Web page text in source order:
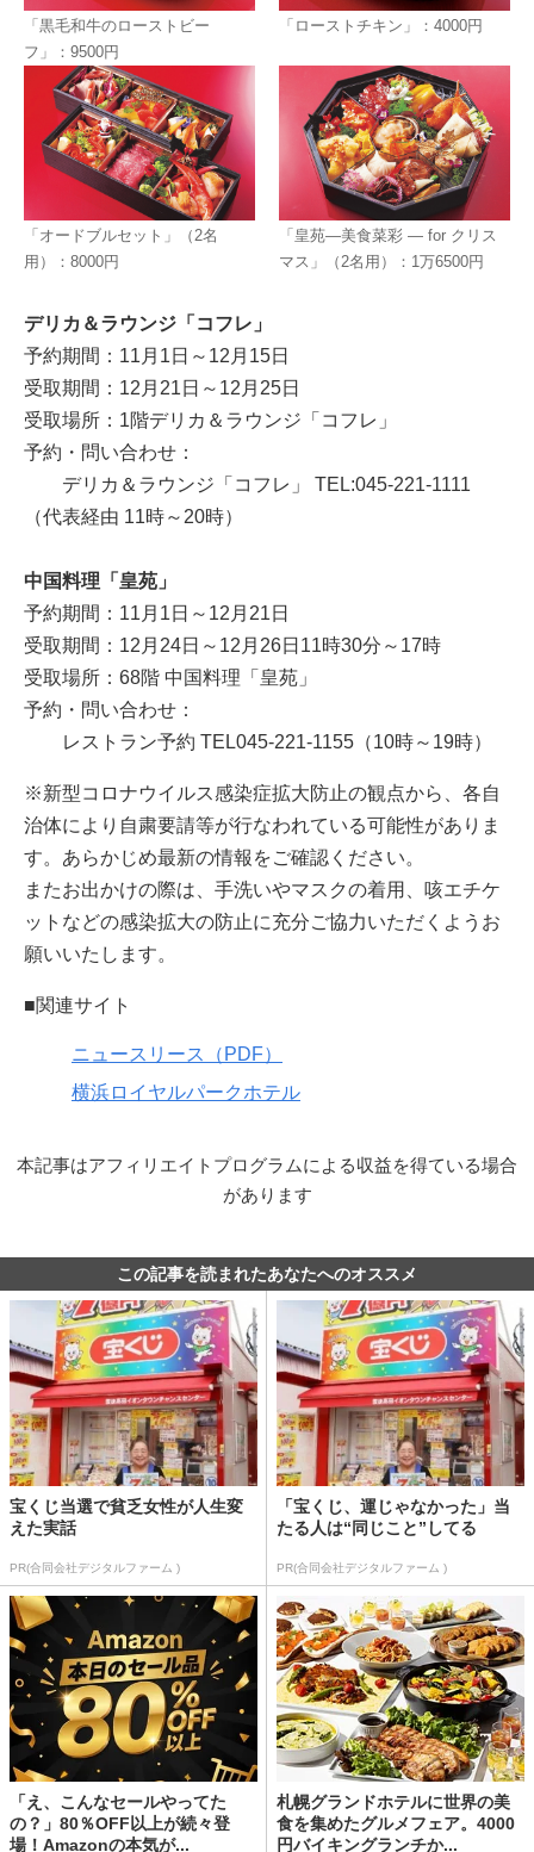
「黒毛和牛のローストビー
フ」：9500円
「ローストチキン」：4000円
「オードブルセット」（2名
用）：8000円
「皇苑―美食菜彩 ― for クリス
マス」（2名用）：1万6500円
デリカ＆ラウンジ「コフレ」
予約期間：11月1日～12月15日
受取期間：12月21日～12月25日
受取場所：1階デリカ＆ラウンジ「コフレ」
予約・問い合わせ：
デリカ＆ラウンジ「コフレ」 TEL:045-221-1111
（代表経由 11時～20時）
中国料理「皇苑」
予約期間：11月1日～12月21日
受取期間：12月24日～12月26日11時30分～17時
受取場所：68階 中国料理「皇苑」
予約・問い合わせ：
レストラン予約 TEL045-221-1155（10時～19時）
※新型コロナウイルス感染症拡大防止の観点から、各自
治体により自粛要請等が行なわれている可能性がありま
す。あらかじめ最新の情報をご確認ください。
またお出かけの際は、手洗いやマスクの着用、咳エチケ
ットなどの感染拡大の防止に充分ご協力いただくようお
願いいたします。
■関連サイト
ニュースリース（PDF）
横浜ロイヤルパークホテル
本記事はアフィリエイトプログラムによる収益を得ている場合
があります
この記事を読まれたあなたへのオススメ
宝くじ当選で貧乏女性が人生変
えた実話
PR(合同会社デジタルファーム )
「宝くじ、運じゃなかった」当
たる人は“同じこと”してる
PR(合同会社デジタルファーム )
「え、こんなセールやってた
の？」80％OFF以上が続々登
場！Amazonの本気が...
札幌グランドホテルに世界の美
食を集めたグルメフェア。4000
円バイキングランチか...